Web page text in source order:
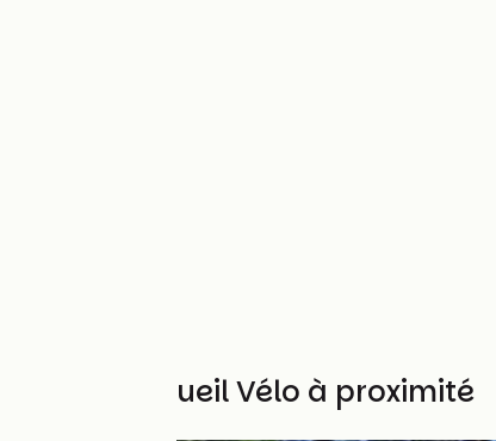
Autres Accueil Vélo à proximité